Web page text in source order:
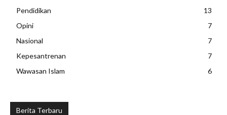
Pendidikan
13
Opini
7
Nasional
7
Kepesantrenan
7
Wawasan Islam
6
Berita Terbaru